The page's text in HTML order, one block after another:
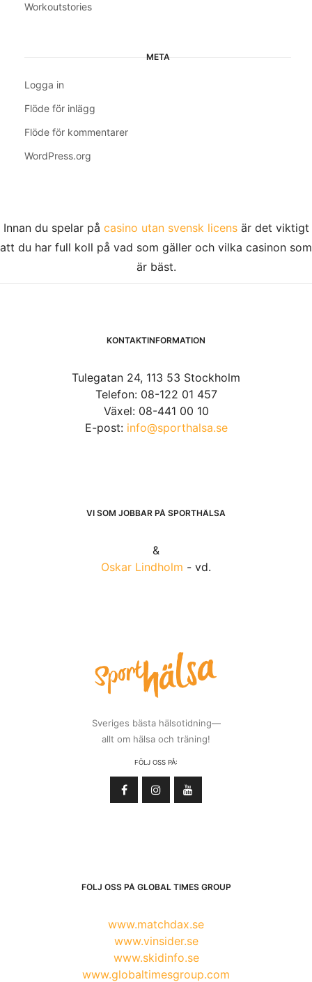
Workoutstories
META
Logga in
Flöde för inlägg
Flöde för kommentarer
WordPress.org
Innan du spelar på casino utan svensk licensär det viktigt
att du har full koll på vad som gäller och vilka casinon som
är bäst.
KONTAKTINFORMATION
Tulegatan 24, 113 53 Stockholm
Telefon: 08-122 01 457
Växel: 08-441 00 10
E-post: info@sporthalsa.se
VI SOM JOBBAR PÅ SPORTHÄLSA
&
Oskar Lindholm - vd.
Sveriges bästa hälsotidning—
allt om hälsa och träning!
FÖLJ OSS PÅ:
FÖLJ OSS PÅ GLOBAL TIMES GROUP
www.matchdax.se
www.vinsider.se
www.skidinfo.se
www.globaltimesgroup.com